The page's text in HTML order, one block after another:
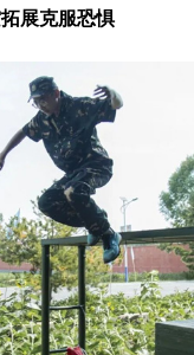
展克服恐惧